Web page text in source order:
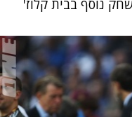
נוסף בבית קלוז'